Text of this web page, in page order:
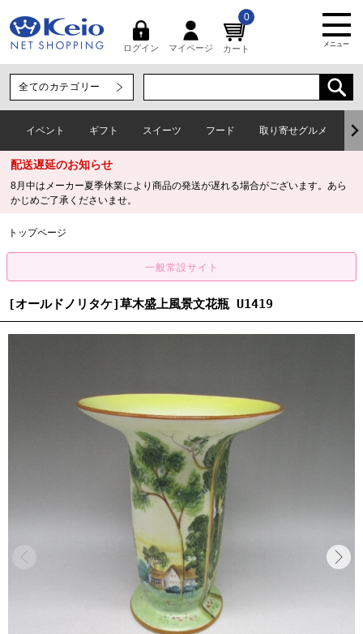
ログイン マイページ カート
0
メニュー
イベント ギフト スイーツ フード 取り寄せグルメ
配送遅延のお知らせ
8月中はメーカー夏季休業により商品の発送が遅れる場合がございます。あら
かじめご了承くださいませ。
トップページ
[オールドノリタケ]草木盛上風景文花瓶 U1419